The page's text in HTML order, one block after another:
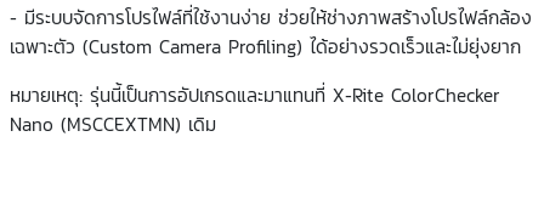
- มีระบบจัดการโปรไฟล์ที่ใช้งานง่าย ช่วยให้ช่างภาพสร้างโปรไฟล์กล้อง
เฉพาะตัว (Custom Camera Profiling) ได้อย่างรวดเร็วและไม่ยุ่งยาก
หมายเหตุ: รุ่นนี้เป็นการอัปเกรดและมาแทนที่ X-Rite ColorChecker
Nano (MSCCEXTMN) เดิม